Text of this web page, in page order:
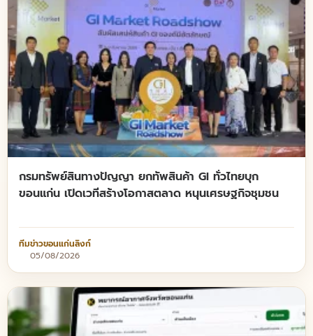
กรมทรัพย์สินทางปัญญา ยกทัพสินค้า GI ทั่วไทยบุก
ขอนแก่น เปิดเวทีสร้างโอกาสตลาด หนุนเศรษฐกิจชุมชน
ทีมข่าวขอนแก่นลิงก์
05/08/2026